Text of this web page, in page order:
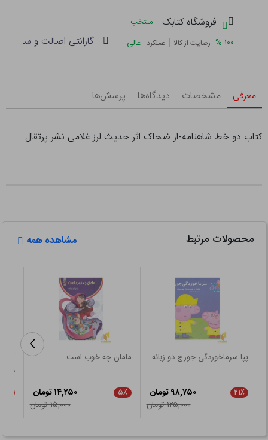
فروشگاه کتابک
منتخب
۱۰۰ % رضایت از کالا | عملکرد عالی گارانتی اصالت و سلامت
معرفی مشخصات دیدگاه‌ها پرسش‌ها
کتاب دو خط شاهنامه-از ضحاک اثر حدیث لرز غلامی نشر پرتقال
محصولات مرتبط مشاهده همه
پپا سرماخوردگی جورج دو زبانه
۲۱٪
۹۸,۷۵۰ تومان
۱۲۵,۰۰۰ تومان
مامان چه خوب است
۵٪
۱۴,۲۵۰ تومان
۱۵,۰۰۰ تومان